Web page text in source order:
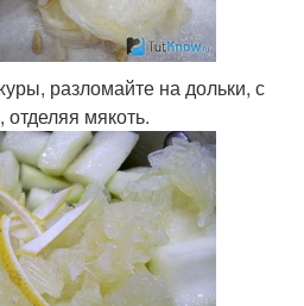
разломайте на дольки, с
мякоть.